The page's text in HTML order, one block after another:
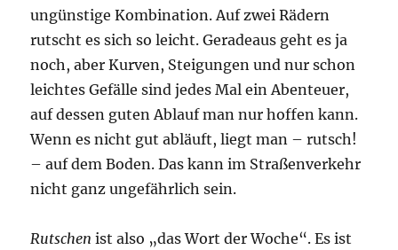
ungünstige Kombination. Auf zwei Rädern
rutscht es sich so leicht. Geradeaus geht es ja
noch, aber Kurven, Steigungen und nur schon
leichtes Gefälle sind jedes Mal ein Abenteuer,
auf dessen guten Ablauf man nur hoffen kann.
Wenn es nicht gut abläuft, liegt man – rutsch!
– auf dem Boden. Das kann im Straßenverkehr
nicht ganz ungefährlich sein.
Rutschen ist also „das Wort der Woche“. Es ist